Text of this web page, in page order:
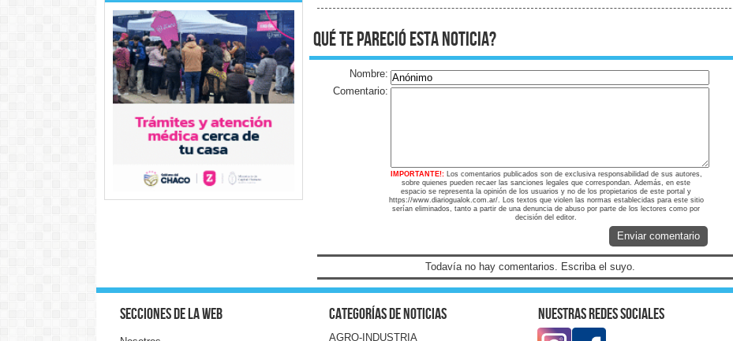
qué te pareció esta noticia?
Nombre:
Comentario:
IMPORTANTE!:
Los comentarios publicados son de exclusiva responsabilidad de sus autores,
sobre quienes pueden recaer las sanciones legales que correspondan. Además, en este
espacio se representa la opinión de los usuarios y no de los propietarios de este portal y
https://www.diariogualok.com.ar/. Los textos que violen las normas establecidas para este sitio
serían eliminados, tanto a partir de una denuncia de abuso por parte de los lectores como por
decisión del editor.
Enviar comentario
Todavía no hay comentarios. Escriba el suyo.
Secciones de la web Categorías de noticias
AGRO-INDUSTRIA
Nuestras redes sociales